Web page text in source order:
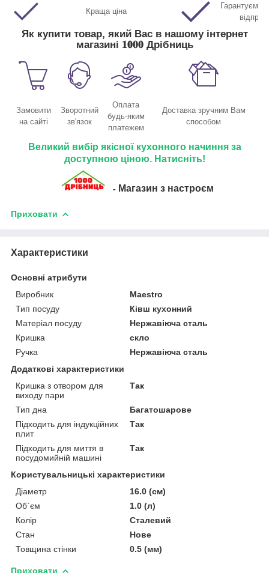
Краща ціна
Гарантуємо
Як купити товар, який Вас в нашому інтернет
магазині 𝟏𝟎𝟎𝟎 Дрібниць
Замовити
на сайті
Зворотний
зв'язок
Оплата
будь-яким
платежем
Доставка зручним Вам
способом
Великий вибір якісної кухонного начиння за
доступною ціною. Натисніть!
- Магазин з настроєм
Приховати
Характеристики
Основні атрибути
Виробник
Maestro
Тип посуду
Ківш кухонний
Матеріал посуду
Нержавіюча сталь
Кришка
скло
Ручка
Нержавіюча сталь
Додаткові характеристики
Кришка з отвором для
виходу пари
Так
Тип дна
Багатошарове
Підходить для індукційних
плит
Так
Підходить для миття в
посудомийній машині
Так
Користувальницькі характеристики
Діаметр
16.0 (см)
Об`єм
1.0 (л)
Колір
Сталевий
Стан
Нове
Товщина стінки
0.5 (мм)
Приховати